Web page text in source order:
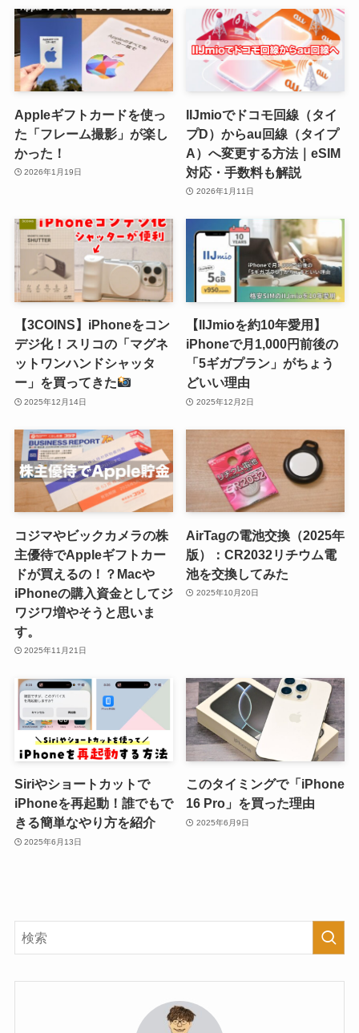
Appleギフトカードを使っ
た「フレーム撮影」が楽し
かった！
2026年1月19日
IIJmioでドコモ回線（タイ
プD）からau回線（タイプ
A）へ変更する方法｜eSIM
対応・手数料も解説
2026年1月11日
【3COINS】iPhoneをコン
デジ化！スリコの「マグネ
ットワンハンドシャッタ
ー」を買ってきた
2025年12月14日
【IIJmioを約10年愛用】
iPhoneで月1,000円前後の
「5ギガプラン」がちょう
どいい理由
2025年12月2日
コジマやビックカメラの株
主優待でAppleギフトカー
ドが買えるの！？Macや
iPhoneの購入資金としてジ
ワジワ増やそうと思いま
す。
2025年11月21日
AirTagの電池交換（2025年
版）：CR2032リチウム電
池を交換してみた
2025年10月20日
Siriやショートカットで
iPhoneを再起動！誰でもで
きる簡単なやり方を紹介
2025年6月13日
このタイミングで「iPhone
16 Pro」を買った理由
2025年6月9日